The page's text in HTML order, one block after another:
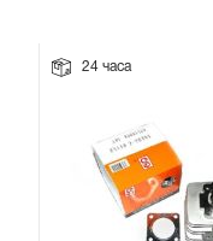
Глушитель на
Элементы
24 часа